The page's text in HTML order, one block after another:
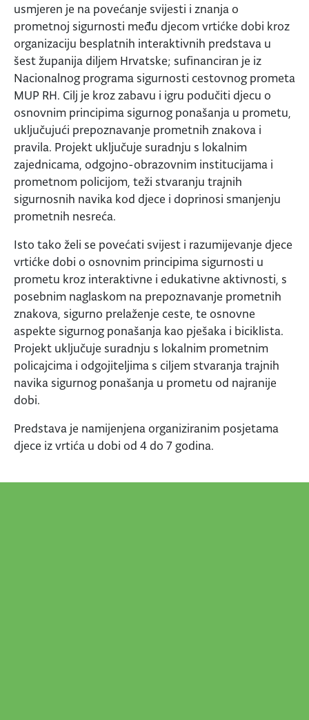
usmjeren je na povećanje svijesti i znanja o
prometnoj sigurnosti među djecom vrtićke dobi kroz
organizaciju besplatnih interaktivnih predstava u
šest županija diljem Hrvatske; sufinanciran je iz
Nacionalnog programa sigurnosti cestovnog prometa
MUP RH. Cilj je kroz zabavu i igru podučiti djecu o
osnovnim principima sigurnog ponašanja u prometu,
uključujući prepoznavanje prometnih znakova i
pravila. Projekt uključuje suradnju s lokalnim
zajednicama, odgojno-obrazovnim institucijama i
prometnom policijom, teži stvaranju trajnih
sigurnosnih navika kod djece i doprinosi smanjenju
prometnih nesreća.
Isto tako želi se povećati svijest i razumijevanje djece
vrtićke dobi o osnovnim principima sigurnosti u
prometu kroz interaktivne i edukativne aktivnosti, s
posebnim naglaskom na prepoznavanje prometnih
znakova, sigurno prelaženje ceste, te osnovne
aspekte sigurnog ponašanja kao pješaka i biciklista.
Projekt uključuje suradnju s lokalnim prometnim
policajcima i odgojiteljima s ciljem stvaranja trajnih
navika sigurnog ponašanja u prometu od najranije
dobi.
Predstava je namijenjena organiziranim posjetama
djece iz vrtića u dobi od 4 do 7 godina.